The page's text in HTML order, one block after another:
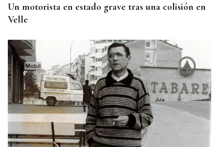
Un motorista en estado grave tras una colisión en
Velle